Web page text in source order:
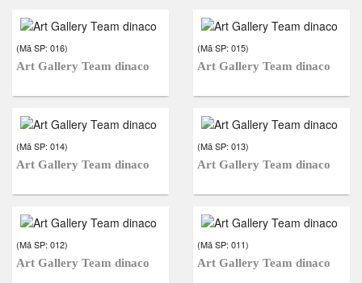
(Mã SP: 016)
Art Gallery Team dinaco
(Mã SP: 015)
Art Gallery Team dinaco
(Mã SP: 014)
Art Gallery Team dinaco
(Mã SP: 013)
Art Gallery Team dinaco
(Mã SP: 012)
Art Gallery Team dinaco
(Mã SP: 011)
Art Gallery Team dinaco